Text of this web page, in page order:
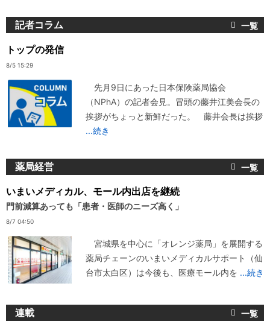
記者コラム
トップの発信
8/5 15:29
先月9日にあった日本保険薬局協会
（NPhA）の記者会見。冒頭の藤井江美会長の
挨拶がちょっと新鮮だった。 藤井会長は挨拶
...続き
薬局経営
いまいメディカル、モール内出店を継続
門前減算あっても「患者・医師のニーズ高く」
8/7 04:50
宮城県を中心に「オレンジ薬局」を展開する
薬局チェーンのいまいメディカルサポート（仙
台市太白区）は今後も、医療モール内を ...続き
連載